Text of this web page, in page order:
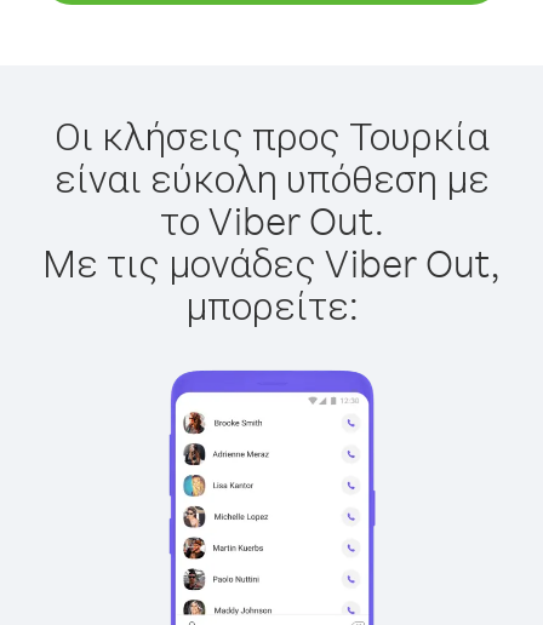
Οι κλήσεις προς Τουρκία
είναι εύκολη υπόθεση με
το Viber Out.
Με τις μονάδες Viber Out,
μπορείτε: